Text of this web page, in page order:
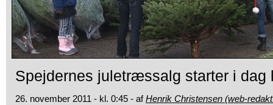
Spejdernes juletræssalg starter i dag
26. november 2011 - kl. 0:45 - afHenrik Christensen (web-